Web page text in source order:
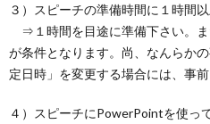
３）スピーチの準備時間に１時間
⇒１時間を目途に準備下さい。
が条件となります。尚、なんらか
定日時」を変更する場合には、事
４）スピーチにPowerPointを使っ